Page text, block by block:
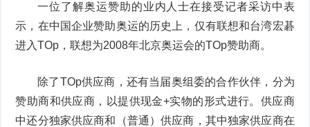
一位了解奥运赞助的业内人士在接受记者采访中表
示，在中国企业赞助奥运的历史上，仅有联想和台湾宏碁
进入TOp，联想为2008年北京奥运会的TOp赞助商。
除了TOp供应商，还有当届奥组委的合作伙伴，分为
赞助商和供应商，以提供现金+实物的形式进行。供应商
中还分独家供应商和（普通）供应商，其中独家供应商在